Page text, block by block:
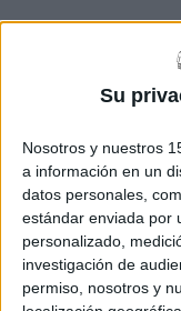
Su
Nosotros y nuestros
a información en un
datos personales,
estándar enviada por
personalizado,
investigación de
permiso, nosotros y
Després de tres
aquest fet
in fraganti
establiment
cometre un
El detingut ha